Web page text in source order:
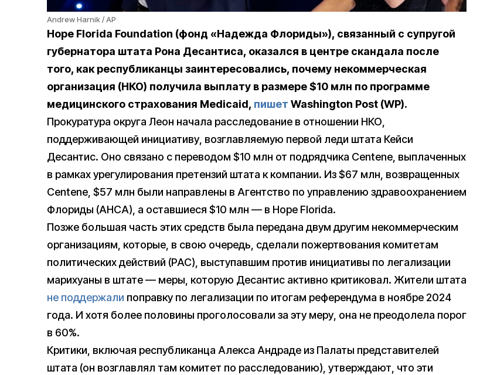
Andrew Harnik / AP
Hope Florida Foundation (фонд «Надежда Флориды»), связанный с супругой
губернатора штата Рона Десантиса, оказался в центре скандала после
того, как республиканцы заинтересовались, почему некоммерческая
организация (НКО) получила выплату в размере $10 млн по программе
медицинского страхования Medicaid, пишет Washington Post (WP).
Прокуратура округа Леон начала расследование в отношении НКО,
поддерживающей инициативу, возглавляемую первой леди штата Кейси
Десантис. Оно связано с переводом $10 млн от подрядчика Centene, выплаченных
в рамках урегулирования претензий штата к компании. Из $67 млн, возвращенных
Centene, $57 млн были направлены в Агентство по управлению здравоохранением
Флориды (AHCA), а оставшиеся $10 млн — в Hope Florida.
Позже большая часть этих средств была передана двум другим некоммерческим
организациям, которые, в свою очередь, сделали пожертвования комитетам
политических действий (PAC), выступавшим против инициативы по легализации
марихуаны в штате — меры, которую Десантис активно критиковал. Жители штата
не поддержали поправку по легализации по итогам референдума в ноябре 2024
года. И хотя более половины проголосовали за эту меру, она не преодолела порог
в 60%.
Критики, включая республиканца Алекса Андраде из Палаты представителей
штата (он возглавлял там комитет по расследованию), утверждают, что эти